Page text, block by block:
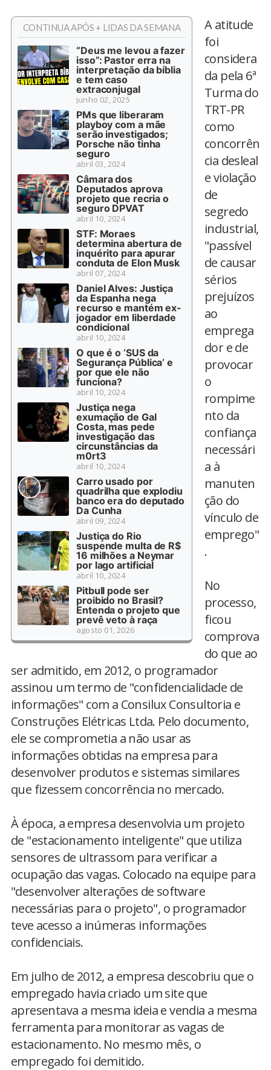
CONTINUA APÓS + LIDAS DA SEMANA
“Deus me levou a fazer
isso”: Pastor erra na
interpretação da bíblia
e tem caso
extraconjugal
junho 02, 2025
PMs que liberaram
playboy com a mãe
serão investigados;
Porsche não tinha
seguro
abril 03, 2024
Câmara dos
Deputados aprova
projeto que recria o
seguro DPVAT
abril 10, 2024
STF: Moraes
determina abertura de
inquérito para apurar
conduta de Elon Musk
abril 07, 2024
Daniel Alves: Justiça
da Espanha nega
recurso e mantém ex-
jogador em liberdade
condicional
abril 10, 2024
O que é o ‘SUS da
Segurança Pública’ e
por que ele não
funciona?
abril 10, 2024
Justiça nega
exumação de Gal
Costa, mas pede
investigação das
circunstâncias da
m0rt3
abril 10, 2024
Carro usado por
quadrilha que explodiu
banco era do deputado
Da Cunha
abril 09, 2024
Justiça do Rio
suspende multa de R$
16 milhões a Neymar
por lago artificial
abril 10, 2024
Pitbull pode ser
proibido no Brasil?
Entenda o projeto que
prevê veto à raça
agosto 01, 2026
A atitude
foi
considera
da pela 6ª
Turma do
TRT-PR
como
concorrên
cia desleal
e violação
de
segredo
industrial,
"passível
de causar
sérios
prejuízos
ao
emprega
dor e de
provocar
o
rompime
nto da
confiança
necessári
a à
manuten
ção do
vínculo de
emprego"
.
No
processo,
ficou
comprova
do que ao
ser admitido, em 2012, o programador
assinou um termo de "confidencialidade de
informações" com a Consilux Consultoria e
Construções Elétricas Ltda. Pelo documento,
ele se comprometia a não usar as
informações obtidas na empresa para
desenvolver produtos e sistemas similares
que fizessem concorrência no mercado.
À época, a empresa desenvolvia um projeto
de "estacionamento inteligente" que utiliza
sensores de ultrassom para verificar a
ocupação das vagas. Colocado na equipe para
"desenvolver alterações de software
necessárias para o projeto", o programador
teve acesso a inúmeras informações
confidenciais.
Em julho de 2012, a empresa descobriu que o
empregado havia criado um site que
apresentava a mesma ideia e vendia a mesma
ferramenta para monitorar as vagas de
estacionamento. No mesmo mês, o
empregado foi demitido.